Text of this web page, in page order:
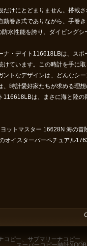
だけにとどまりません。搭載
動巻き式でありながら、手巻
水性能を誇り、ダイビングシ
ナ・デイト116618LBは、ス
けています。この時計を手に
ントなデザインは、どんなシー
、時計愛好家たちが求める理
116618LBは、まさに海と陸の
ットマスター 16628N 海の冒
オイスターパーペチュアル
コピー、 サブマリーナコピー、